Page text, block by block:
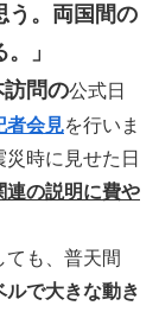
う。両国間の
」
訪問の公式日
者会見を行いま
時に見せた日
連の説明に費や
ても、普天間
で大きな動き